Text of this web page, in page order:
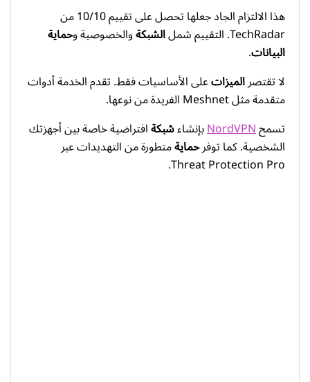
هذا الالتزام الجاد جعلها تحصل على تقييم 10/10 من
TechRadar. التقييم شمل الشبكةوالخصوصية وحماية
البيانات.
لا تقتصرالميزاتعلى الأساسيات فقط. تقدم الخدمة أدوات
متقدمة مثل Meshnet الفريدة من نوعها.
تسمحNordVPNبإنشاءشبكةافتراضية خاصة بين أجهزتك
الشخصية. كما توفرحمايةمتطورة من التهديدات عبر
Threat Protection Pro.